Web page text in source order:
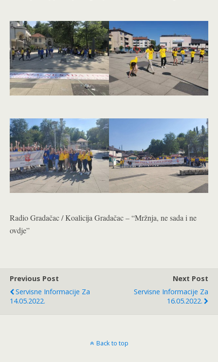
Radio Gradačac / Koalicija Gradačac – “Mržnja, ne sada i ne
ovdje”
Previous Post
Servisne Informacije Za
14.05.2022.
Next Post
Servisne Informacije Za
16.05.2022.
Back to top